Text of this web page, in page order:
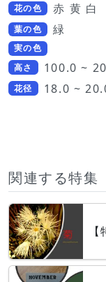
花の色 赤 黄 白
葉の色 緑
実の色
高さ
100.0 ~
花径 18.0 ~
関連する特集